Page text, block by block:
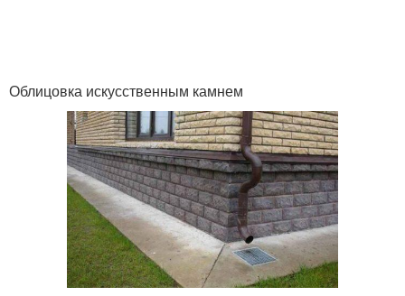
Облицовка искусственным камнем